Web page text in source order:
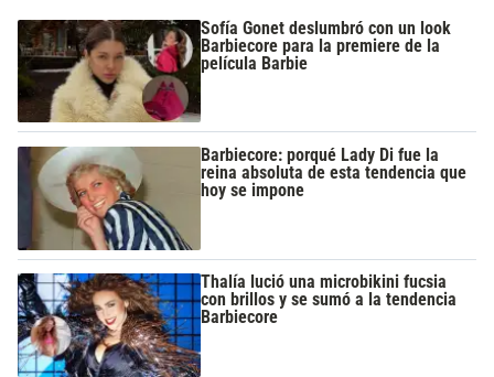
Sofía Gonet deslumbró con un look
Barbiecore para la premiere de la
película Barbie
Barbiecore: porqué Lady Di fue la
reina absoluta de esta tendencia que
hoy se impone
Thalía lució una microbikini fucsia
con brillos y se sumó a la tendencia
Barbiecore